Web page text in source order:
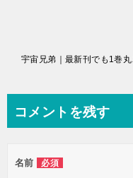
ビ
ー
コメントを残す
名前 必須